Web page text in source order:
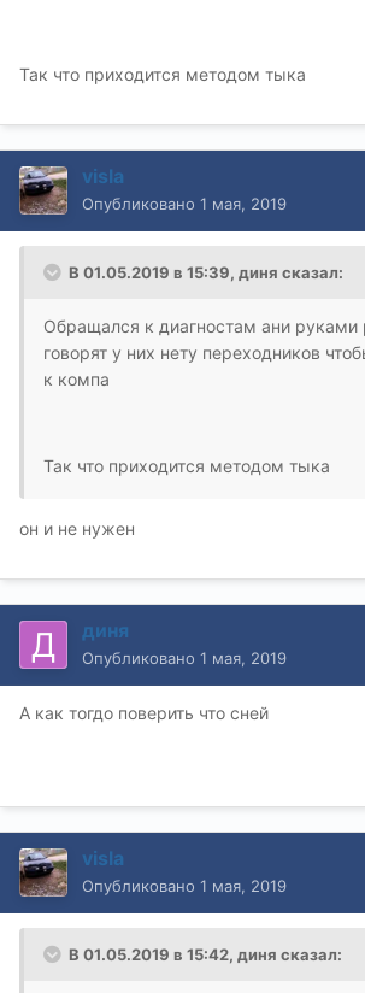
Так что приходится методом тыка
visla
Опубликовано 1 мая, 2019
В 01.05.2019 в 15:39, диня сказал:
Обращался к диагностам ани руками
говорят у них нету переходников
к компа
Так что приходится методом тыка
он и не нужен
диня
Опубликовано 1 мая, 2019
А как тогдо поверить что сней
visla
Опубликовано 1 мая, 2019
В 01.05.2019 в 15:42, диня сказал: